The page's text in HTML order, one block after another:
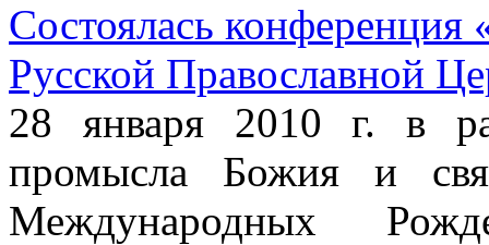
Состоялась
Русской Православной
28 января 2010 г. в
промысла Божия и
Международных